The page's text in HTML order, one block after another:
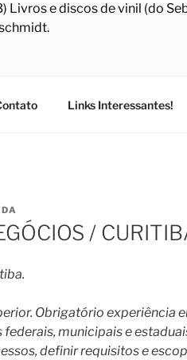
Livros e discos de vinil (do
Links Interessantes!
/
Obrigatório experiência
municipais e
definir requisitos e